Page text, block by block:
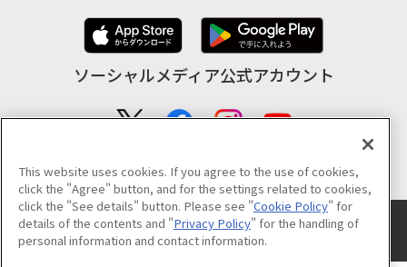
ソーシャルメディア公式アカウント
サイトのご利用について プライバシーポリシー
クッキーポリシー
サイトマップ
This website uses cookies. If you agree to the use of cookies,
click the "Agree" button, and for the settings related to cookies,
click the "See details" button. Please see "Cookie Policy" for
details of the contents and "Privacy Policy" for the handling of
personal information and contact information.